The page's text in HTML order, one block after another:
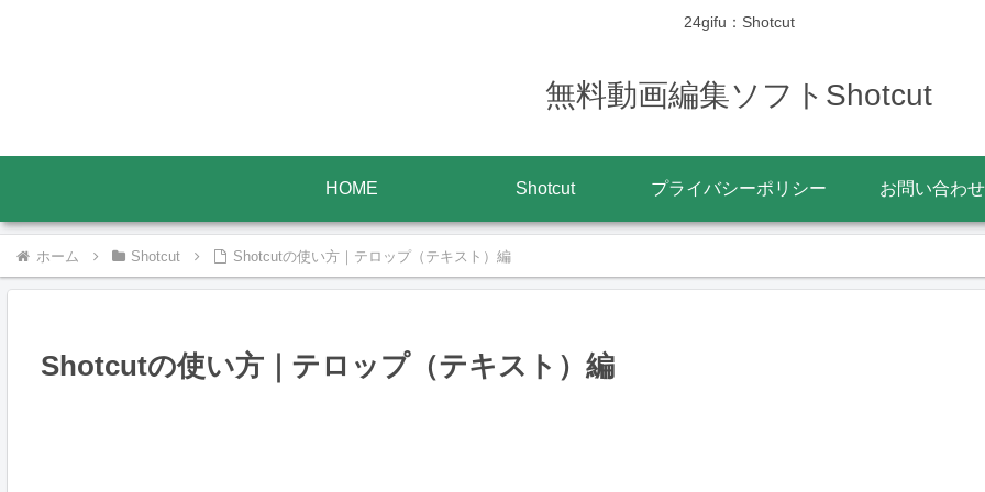
24gifu：Shotcut
無料動画編集ソフトShotcut
HOME Shotcut プライバシーポリシー お問い合わせ
ホーム Shotcut Shotcutの使い方｜テロップ（テキスト）編
Shotcutの使い方｜テロップ（テキスト）編